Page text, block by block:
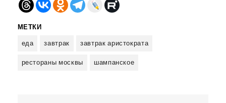
МЕТКИ
еда
завтрак
завтрак аристократа
рестораны москвы
шампанское